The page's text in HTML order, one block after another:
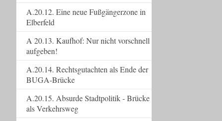
A.20.12. Eine neue Fußgängerzone in
Elberfeld
A 20.13. Kaufhof: Nur nicht vorschnell
aufgeben!
A.20.14. Rechtsgutachten als Ende der
BUGA-Brücke
A.20.15. Absurde Stadtpolitik - Brücke
als Verkehrsweg